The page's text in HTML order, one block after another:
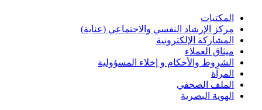
المكتبات
مركز الإرشاد النفسي والاجتماعي (عناية)
المشاركة الإلكترونية
ميثاق العملاء
الشروط والأحكام و إخلاء المسؤولية
المرآة
الملف الصحفي
الهوية البصرية